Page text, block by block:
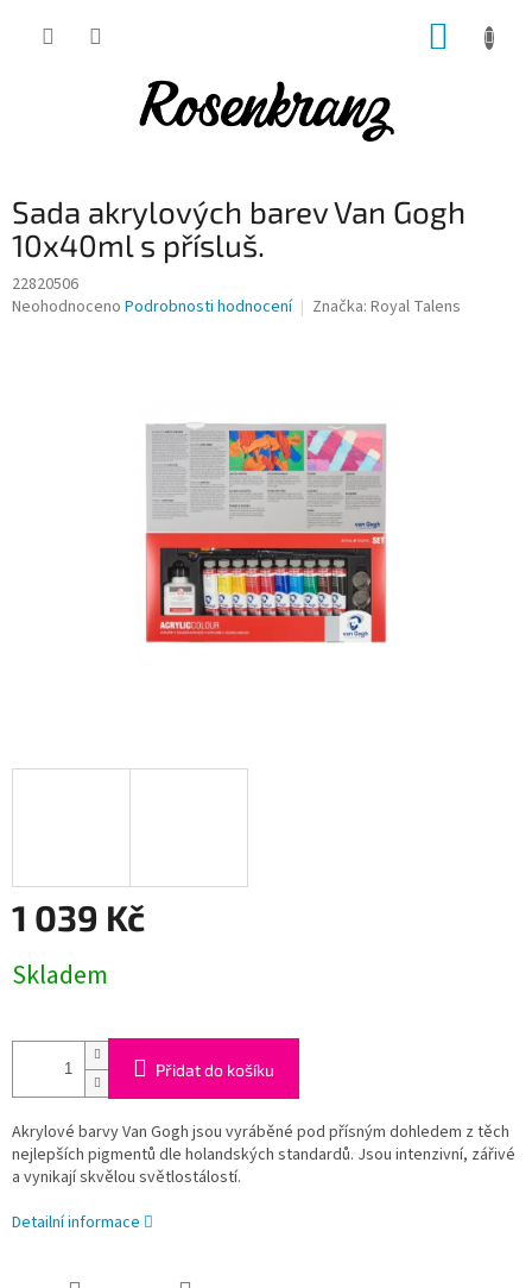
Sada akrylových barev Van Gogh
10x40ml s přísluš.
22820506
Průměrné
Neohodnoceno Podrobnosti hodnocení Značka: Royal Talens
1 039 Kč
cena:
Skladem
Přidat do košíku
Akrylové barvy Van Gogh jsou vyráběné pod přísným dohledem z těch
nejlepších pigmentů dle holandských standardů. Jsou intenzivní, zářivé
a vynikají skvělou světlostálostí.
Detailní informace